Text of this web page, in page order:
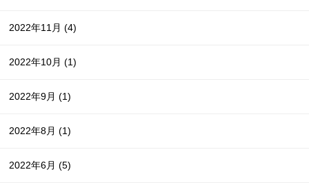
2022年11月(4)
2022年10月(1)
2022年9月(1)
2022年8月(1)
2022年6月(5)